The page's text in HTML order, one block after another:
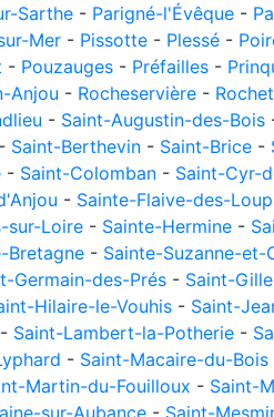
Sarthe - Parigné-l'Évêque -
Mer - Pissotte - Plessé -
- Pouzauges - Préfailles -
Anjou - Rocheservière -
- Saint-Augustin-des-Bois
- Saint-Berthevin - Saint-Brice -
- Saint-Colomban - Saint-Cyr-
- Sainte-Flaive-des-
sur-Loire - Sainte-Hermine -
Bretagne - Sainte-Suzanne-et-
Germain-des-Prés - Saint-
Hilaire-le-Vouhis - Saint-
- Saint-Lambert-la-Potherie -
- Saint-Macaire-du-Bois
Martin-du-Fouilloux - Saint-
sur-Aubance - Saint-